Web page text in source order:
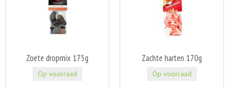
Zoete dropmix 175g
Op voorraad
Zachte harten 170g
Op voorraad